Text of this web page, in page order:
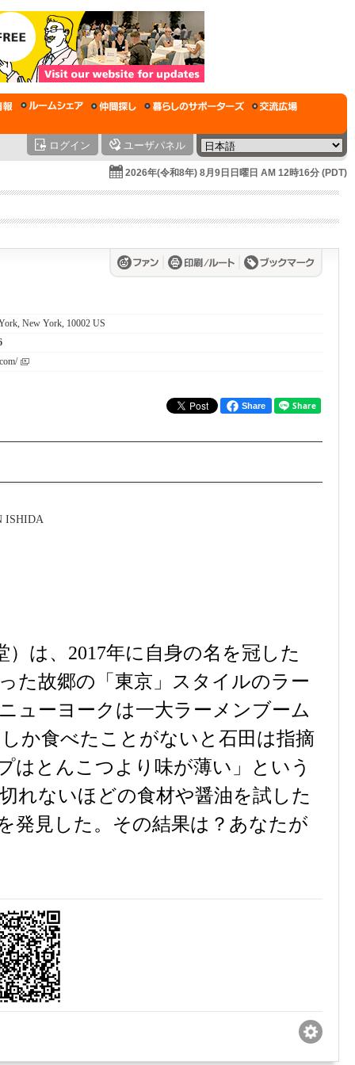
ログイン ユーザパネル
2026年(令和8年) 8月9日日曜日 AM 12時16分 (PDT)
New York, 10002 US
Share
は、2017年に自身の名を冠した
た故郷の「東京」スタイルのラー
ューヨークは一大ラーメンブーム
か食べたことがないと石田は指摘
はとんこつより味が薄い」という
れないほどの食材や醤油を試した
発見した。その結果は？あなたが